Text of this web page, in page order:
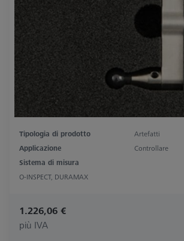
Tipologia di prodotto
Artefatti
Applicazione
Controllare
Sistema di misura
O-INSPECT, DURAMAX
1.226,06 €
più IVA